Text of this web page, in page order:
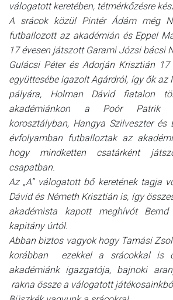
válogatott keretében, tétmérkőzésre
A srácok közül Pintér Ádám még
futballozott az akadémián és Eppel
17 évesen játszott Garami Józsi bácsi
Gulácsi Péter és Adorján Krisztián
együttesébe igazolt Agárdról, így ők az
pályára, Holman Dávid fiatalon
akadémiánkon a Poór Patrik
korosztályban, Hangya Szilveszter és
évfolyamban futballoztak az
hogy mindketten csatárként
csapatban.
Az „A” válogatott bő keretének tagja
Dávid és Németh Krisztián is, így
akadémista kapott meghívót Bernd
kapitány úrtól.
Abban biztos vagyok hogy Tamási
korábban ezekkel a srácokkal is
akadémiánk igazgatója, bajnoki
rakna össze a válogatott